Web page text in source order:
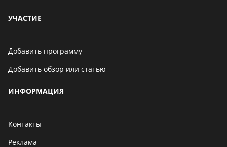
УЧАСТИЕ
Добавить программу
Добавить обзор или статью
ИНФОРМАЦИЯ
Контакты
Реклама